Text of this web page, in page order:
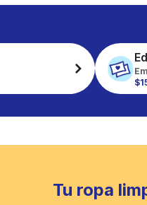
Tu ropa